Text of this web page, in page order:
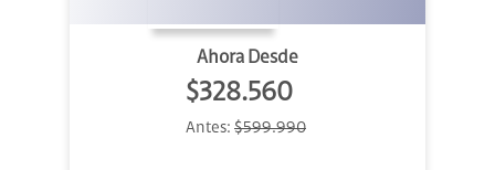
Ahora Desde
$328.560
Antes: $599.990